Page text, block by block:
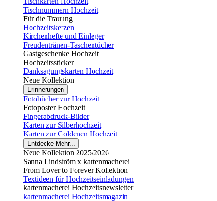
Tischnummern Hochzeit
Für die Trauung
Hochzeitskerzen
Kirchenhefte und Einleger
Freudentränen-Taschentücher
Gastgeschenke Hochzeit
Hochzeitssticker
Danksagungskarten Hochzeit
Neue Kollektion
Erinnerungen
Fotobücher zur Hochzeit
Fotoposter Hochzeit
Fingerabdruck-Bilder
Karten zur Silberhochzeit
Karten zur Goldenen Hochzeit
Entdecke Mehr...
Neue Kollektion 2025/2026
Sanna Lindström x kartenmacherei
From Lover to Forever Kollektion
Textideen für Hochzeitseinladungen
kartenmacherei Hochzeitsnewsletter
kartenmacherei Hochzeitsmagazin